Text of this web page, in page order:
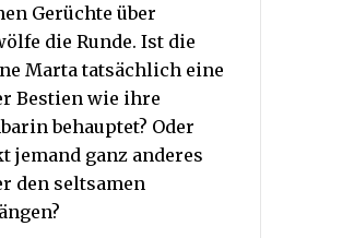
Gerüchte über
die Runde. Ist die
Marta tatsächlich eine
Bestien wie ihre
behauptet? Oder
jemand ganz anderes
den seltsamen